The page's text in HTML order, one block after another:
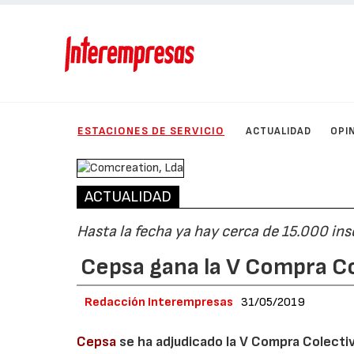
ESTACIONES DE SERVICIO ACTUALIDAD
ACTUALIDAD
Hasta la fecha ya hay cerca de 15.000
Cepsa gana la V Compra
Redacción Interempresas 31/05/2019
Cepsa se ha adjudicado la V Compra